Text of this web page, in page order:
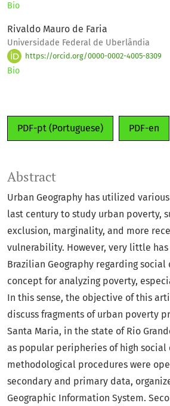
Bio
Rivaldo Mauro de Faria
Universidade Federal de Uberlândia
https://orcid.org/0000-0002-4005-8309
Bio
PDF-pt (Portuguese) PDF-en
Abstract
Urban Geography has utilized
last century to study urban poverty,
exclusion, marginality, and more
vulnerability. However, very little
Brazilian Geography regarding
concept for analyzing poverty,
In this sense, the objective of this
discuss fragments of urban poverty
Santa Maria, in the state of Rio
as popular peripheries of high social
methodological procedures were
secondary and primary data,
Geographic Information System.